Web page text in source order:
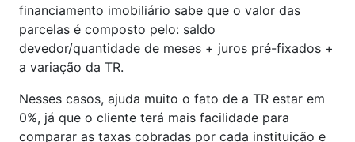
financiamento imobiliário sabe que o valor das
parcelas é composto pelo: saldo
devedor/quantidade de meses + juros pré-fixados +
a variação da TR.
Nesses casos, ajuda muito o fato de a TR estar em
0%, já que o cliente terá mais facilidade para
comparar as taxas cobradas por cada instituição e